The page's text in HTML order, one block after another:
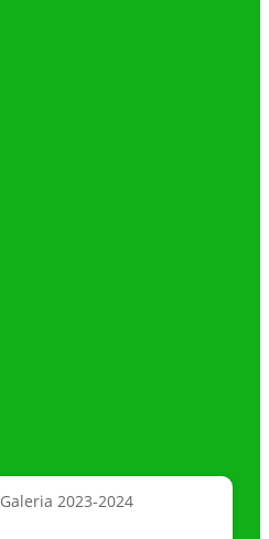
Galeria 2023-2024